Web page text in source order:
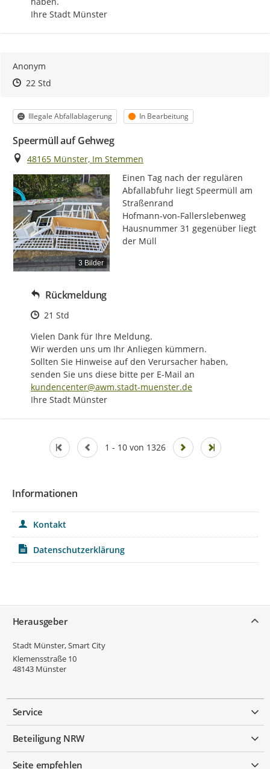
Ihre Stadt Münster
Anonym
Zeitpunkt des Erstellens
Zeitpunkt des Erstellens
22 StdZur Äußerung
Kategorie
Illegale Abfallablagerung Status
In Bearbeitung
Speermüll auf Gehweg
Ort
48165 Münster, Im Stemmen
3 Bilder
Einen Tag nach der regulären
Abfallabfuhr liegt Speermüll am
Straßenrand
Hofmann-von-Fallerslebenweg
Hausnummer 31 gegenüber liegt
der Müll
Rückmeldung
Zeitpunkt des Erstellens
21 Std
Vielen Dank für Ihre Meldung.
Wir werden uns um Ihr Anliegen kümmern.
Sollten Sie Hinweise auf den Verursacher haben,
kundencenter@awm.stadt-muenster.de
Ihre Stadt Münster
1 - 10 von 1326
Informationen
Kontakt
Datenschutzerklärung
Herausgeber
Stadt Münster, Smart City
Klemensstraße 10
48143 Münster
Service
Beteiligung NRW
Seite empfehlen